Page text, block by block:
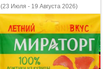
(23 Июля - 19 Августа 2026)